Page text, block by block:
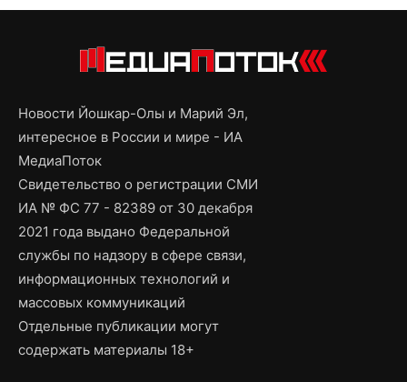
Новости Йошкар-Олы и Марий Эл,
интересное в России и мире - ИА
МедиаПоток
Свидетельство о регистрации СМИ
ИА № ФС 77 - 82389 от 30 декабря
2021 года выдано Федеральной
службы по надзору в сфере связи,
информационных технологий и
массовых коммуникаций
Отдельные публикации могут
содержать материалы 18+